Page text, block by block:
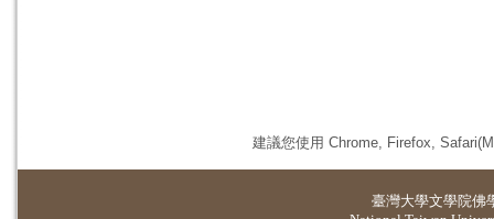
建議您使用 Chrome, Firefox,
臺灣大學文學院佛